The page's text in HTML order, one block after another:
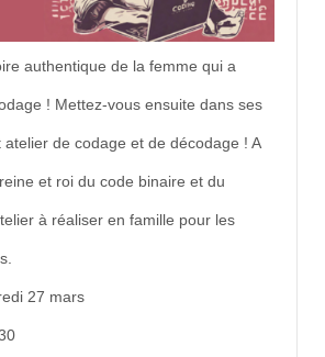
authentique de la femme qui a
! Mettez-vous ensuite dans ses
atelier de codage et de décodage ! A
et roi du code binaire et du
à réaliser en famille pour les
27 mars